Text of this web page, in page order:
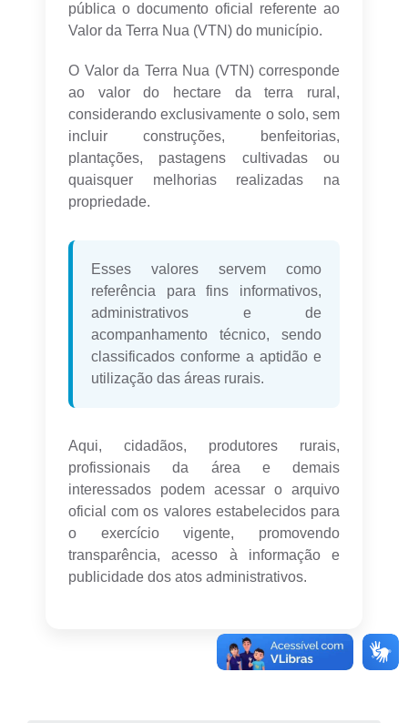
pública o documento oficial referente ao
Valor da Terra Nua (VTN) do município.
O Valor da Terra Nua (VTN) corresponde
ao valor do hectare da terra rural,
considerando exclusivamente o solo, sem
incluir construções, benfeitorias,
plantações, pastagens cultivadas ou
quaisquer melhorias realizadas na
propriedade.
Esses valores servem como
referência para fins informativos,
administrativos e de
acompanhamento técnico, sendo
classificados conforme a aptidão e
utilização das áreas rurais.
Aqui, cidadãos, produtores rurais,
profissionais da área e demais
interessados podem acessar o arquivo
oficial com os valores estabelecidos para
o exercício vigente, promovendo
transparência, acesso à informação e
publicidade dos atos administrativos.